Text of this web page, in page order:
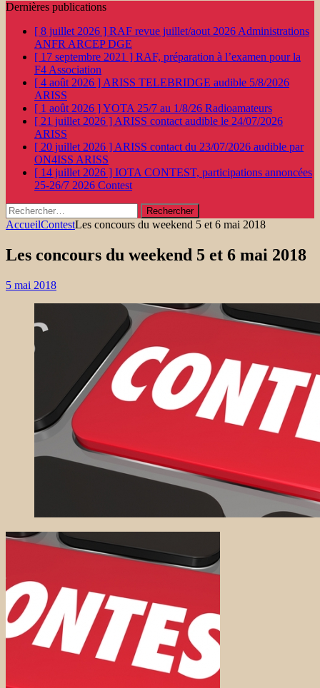
Dernières publications
[ 8 juillet 2026 ] RAF revue juillet/aout 2026 Administrations
ANFR ARCEP DGE
[ 17 septembre 2021 ] RAF, préparation à l’examen pour la
F4 Association
[ 4 août 2026 ] ARISS TELEBRIDGE audible 5/8/2026
ARISS
[ 1 août 2026 ]YOTA 25/7 au 1/8/26 Radioamateurs
[ 21 juillet 2026 ] ARISS contact audible le 24/07/2026
ARISS
[ 20 juillet 2026 ] ARISS contact du 23/07/2026 audible par
ON4ISS ARISS
[ 14 juillet 2026 ] IOTA CONTEST, participations annoncées
25-26/7 2026 Contest
Rechercher :
AccueilContestLes concours du weekend 5 et 6 mai 2018
Les concours du weekend 5 et 6 mai 2018
5 mai 2018